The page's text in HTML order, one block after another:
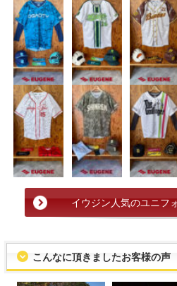
イウジン人気のユニフ
こんなに頂きましたお客様の声